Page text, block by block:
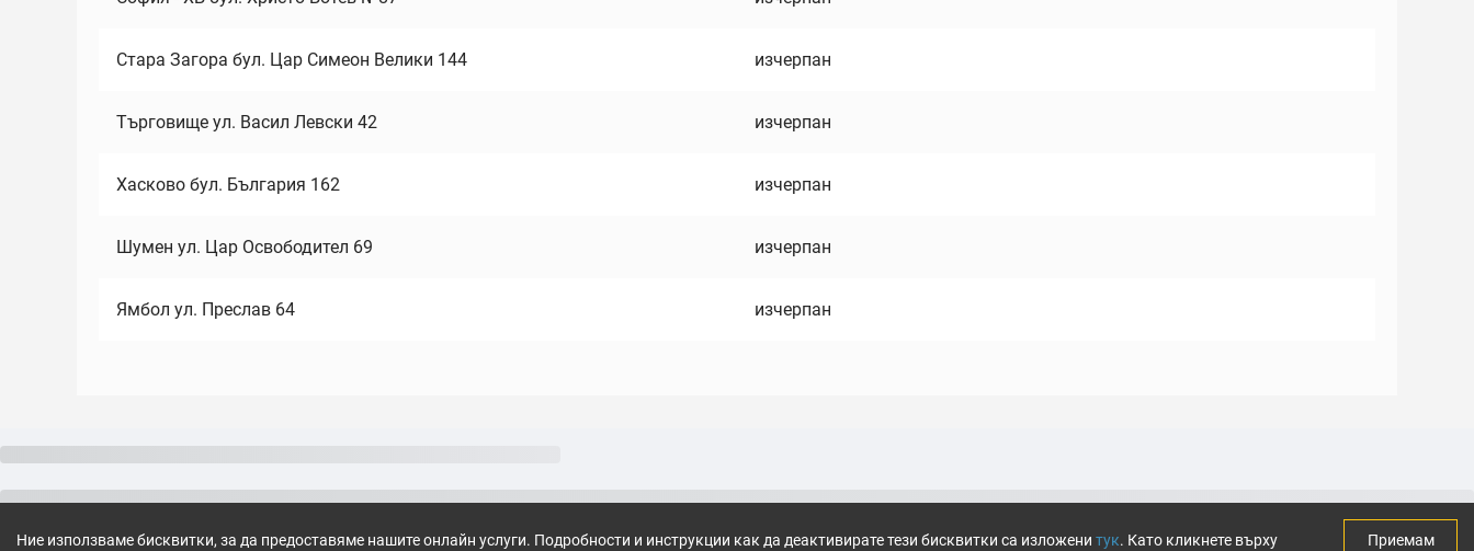
Стара Загора бул. Цар Симеон Велики 144 изчерпан
Търговище ул. Васил Левски 42 изчерпан
Хасково бул. България 162 изчерпан
Шумен ул. Цар Освободител 69 изчерпан
Ямбол ул. Преслав 64 изчерпан
Ние използваме бисквитки, за да предоставяме нашите онлайн услуги. Подробности и инструкции как да деактивирате тези бисквитки са изложени тук. Като кликнете върху Приемам